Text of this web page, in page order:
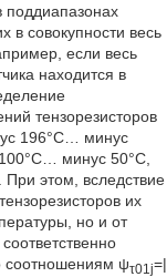
поддиапазонах
в совокупности весь
если весь
находится в
тензорезисторов
196°С… минус
минус 50°С,
этом, вследствие
их
но и от
соотношениям ψτ01j=|